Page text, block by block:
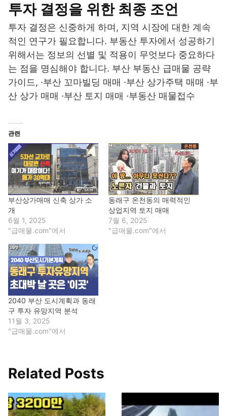
투자 결정을 위한 최종 조언
투자 결정은 신중하게 하며, 지역 시장에 대한 계속
적인 연구가 필요합니다. 부동산 투자에서 성공하기
위해서는 정보의 선별 및 적용이 무엇보다 중요하다
는 점을 명심해야 합니다. 부산 부동산 급매물 공략
가이드, ·부산 꼬마빌딩 매매 ·부산 상가주택 매매 ·부
산 상가 매매 ·부산 토지 매매 ·부동산 매물접수
관련
부산상가매매 신축 상가 소
개
6월 1, 2025
"급매물.com"에서
동래구 온천동의 매력적인
상업지역 토지 매매
7월 6, 2025
"급매물.com"에서
2040 부산 도시계획과 동래
구 투자 유망지역 분석
11월 3, 2025
"급매물.com"에서
Related Posts